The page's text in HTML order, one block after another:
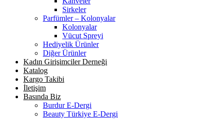
Sirkeler
Parfümler – Kolonyalar
Kolonyalar
Vücut Spreyi
Hediyelik Ürünler
Diğer Ürünler
Kadın Girişimciler Derneği
Katalog
Kargo Takibi
İletişim
Basında Biz
Burdur E-Dergi
Beauty Türkiye E-Dergi